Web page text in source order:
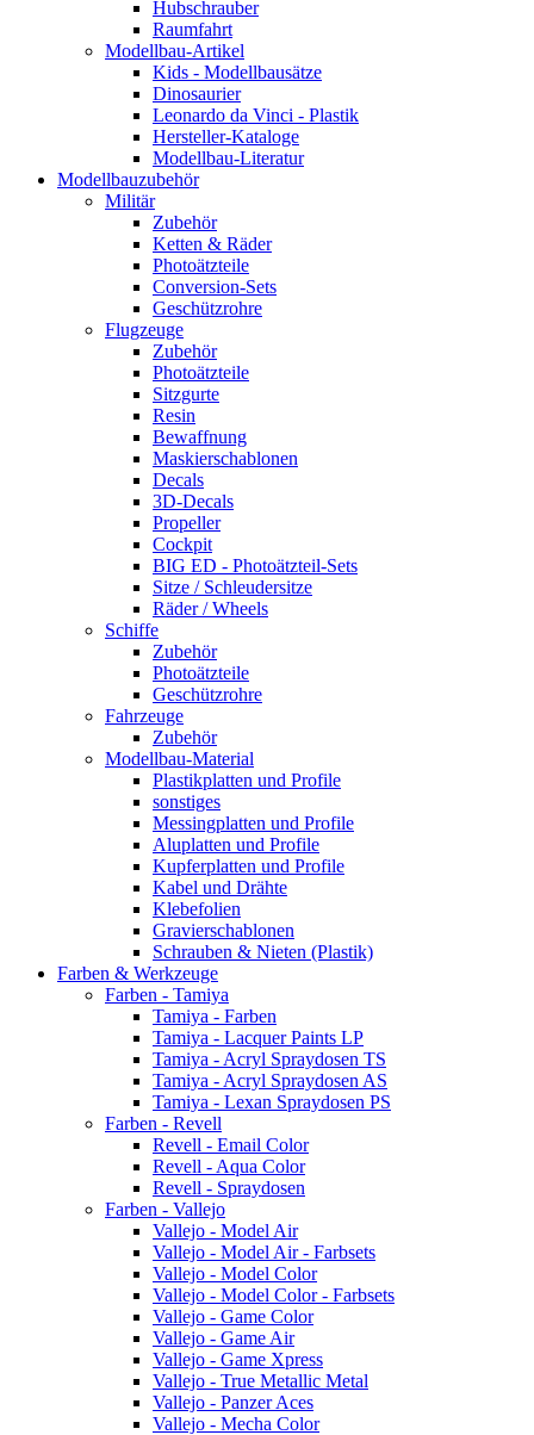
Hubschrauber
Raumfahrt
Modellbau-Artikel
Kids - Modellbausätze
Dinosaurier
Leonardo da Vinci - Plastik
Hersteller-Kataloge
Modellbau-Literatur
Modellbauzubehör
Militär
Zubehör
Ketten & Räder
Photoätzteile
Conversion-Sets
Geschützrohre
Flugzeuge
Zubehör
Photoätzteile
Sitzgurte
Resin
Bewaffnung
Maskierschablonen
Decals
3D-Decals
Propeller
Cockpit
BIG ED - Photoätzteil-Sets
Sitze / Schleudersitze
Räder / Wheels
Schiffe
Zubehör
Photoätzteile
Geschützrohre
Fahrzeuge
Zubehör
Modellbau-Material
Plastikplatten und Profile
sonstiges
Messingplatten und Profile
Aluplatten und Profile
Kupferplatten und Profile
Kabel und Drähte
Klebefolien
Gravierschablonen
Schrauben & Nieten (Plastik)
Farben & Werkzeuge
Farben - Tamiya
Tamiya - Farben
Tamiya - Lacquer Paints LP
Tamiya - Acryl Spraydosen TS
Tamiya - Acryl Spraydosen AS
Tamiya - Lexan Spraydosen PS
Farben - Revell
Revell - Email Color
Revell - Aqua Color
Revell - Spraydosen
Farben - Vallejo
Vallejo - Model Air
Vallejo - Model Air - Farbsets
Vallejo - Model Color
Vallejo - Model Color - Farbsets
Vallejo - Game Color
Vallejo - Game Air
Vallejo - Game Xpress
Vallejo - True Metallic Metal
Vallejo - Panzer Aces
Vallejo - Mecha Color